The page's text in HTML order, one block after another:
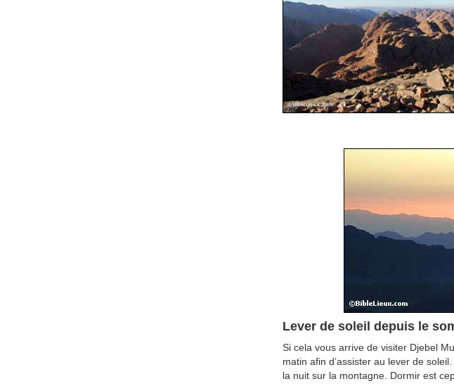
Lever de soleil depuis le
Si cela vous arrive de visiter Djebel
matin afin d’assister au lever de
la nuit sur la montagne. Dormir est